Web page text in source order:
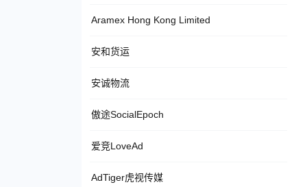
Aramex Hong Kong Limited
安和货运
安诚物流
傲途SocialEpoch
爱竞LoveAd
AdTiger虎视传媒